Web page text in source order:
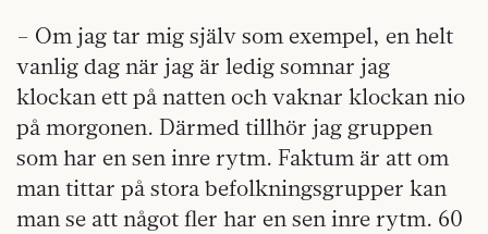
– Om jag tar mig själv som exempel, en helt
vanlig dag när jag är ledig somnar jag
klockan ett på natten och vaknar klockan nio
på morgonen. Därmed tillhör jag gruppen
som har en sen inre rytm. Faktum är att om
man tittar på stora befolkningsgrupper kan
man se att något fler har en sen inre rytm. 60